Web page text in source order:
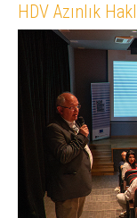
HDV Azınlık